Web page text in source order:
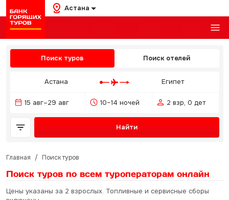
Астана
Поиск туров Поиск отелей
Астана Египет
15 авг–29 авг 10–14 ночей 2 взр, 0 дет
Найти
Главная / Поиск туров
Поиск туров по всем туроператорам онлайн
Цены указаны за 2 взрослых. Топливные и сервисные сборы